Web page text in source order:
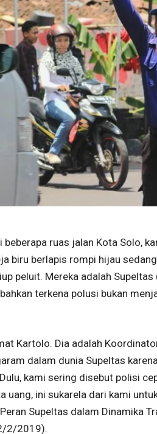
beberapa ruas jalan Kota Solo,
biru berlapis rompi hijau
peluit. Mereka adalah
terkena polusi bukan
Kartolo. Dia adalah
dalam dunia Supeltas
kami sering disebut polisi
uang, ini sukarela dari kami
Supeltas dalam Dinamika
2/2019).